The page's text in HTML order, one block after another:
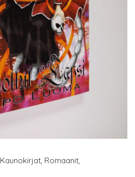
Kaunokirjat, Romaanit,